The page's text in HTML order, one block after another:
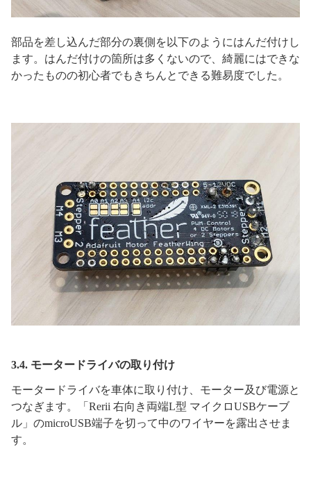
部品を差し込んだ部分の裏側を以下のようにはんだ付けし
ます。はんだ付けの箇所は多くないので、綺麗にはできな
かったものの初心者でもきちんとできる難易度でした。
3.4. モータードライバの取り付け
モータードライバを車体に取り付け、モーター及び電源と
つなぎます。「Rerii 右向き両端L型 マイクロUSBケーブ
ル」のmicroUSB端子を切って中のワイヤーを露出させま
す。